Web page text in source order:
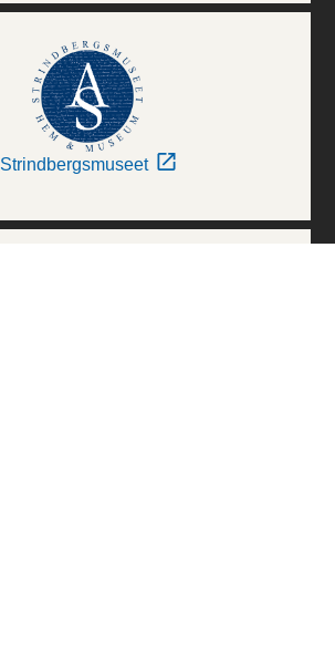
Strindbergsmuseet